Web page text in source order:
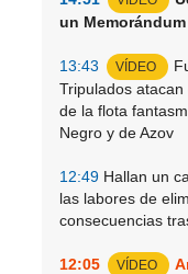
un
13:43 VÍDEO
Tripulados
de la flota
Negro y de Azov
12:49 Hallan un
las labores de
consecuencias
12:05 VÍDEO